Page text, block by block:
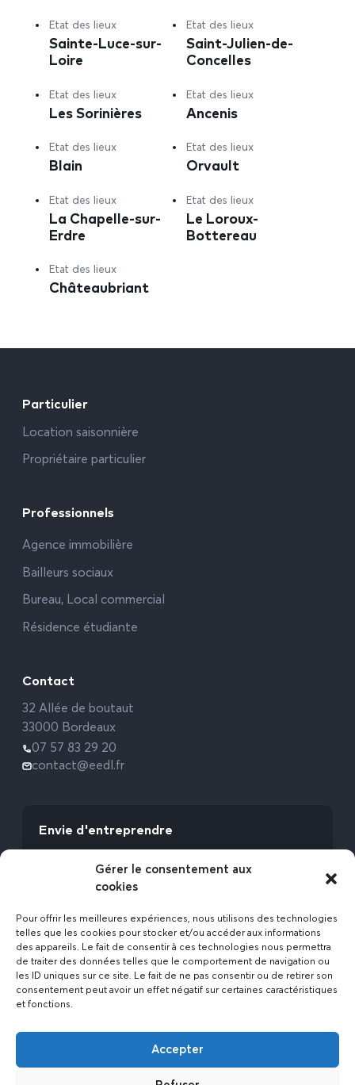
Gérer le consentement aux
cookies
Pour offrir les meilleures expériences, nous utilisons des technologies
telles que les cookies pour stocker et/ou accéder aux informations
des appareils. Le fait de consentir à ces technologies nous permettra
de traiter des données telles que le comportement de navigation ou
les ID uniques sur ce site. Le fait de ne pas consentir ou de retirer son
consentement peut avoir un effet négatif sur certaines caractéristiques
et fonctions.
Accepter
Etat des lieux
Sainte-Luce-sur-
Loire
Etat des lieux
Saint-Julien-de-
Concelles
Etat des lieux
Les Sorinières
Etat des lieux
Ancenis
Etat des lieux
Blain
Etat des lieux
Orvault
Etat des lieux
La Chapelle-sur-
Erdre
Etat des lieux
Le Loroux-
Bottereau
Etat des lieux
Châteaubriant
Particulier
Location saisonnière
Propriétaire particulier
Professionnels
Agence immobilière
Bailleurs sociaux
Bureau, Local commercial
Résidence étudiante
Contact
32 Allée de boutaut
33000 Bordeaux
07 57 83 29 20
contact@eedl.fr
Envie d'entreprendre
avec l’Expert Etat des Lieux !
Rejoignez-nous
Politique de confidentialité